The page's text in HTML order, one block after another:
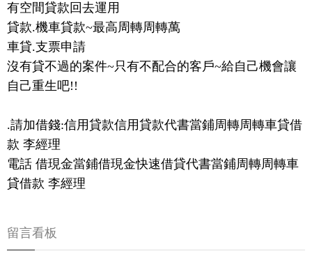
有空間貸款回去運用
貸款.機車貸款~最高周轉周轉萬
車貸.支票申請
沒有貸不過的案件~只有不配合的客戶~給自己機會讓
自己重生吧!!
.請加借錢:信用貸款信用貸款代書當鋪周轉周轉車貸借
款 李經理
電話 借現金當鋪借現金快速借貸代書當鋪周轉周轉車
貸借款 李經理
留言看板